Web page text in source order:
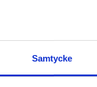
Samtycke